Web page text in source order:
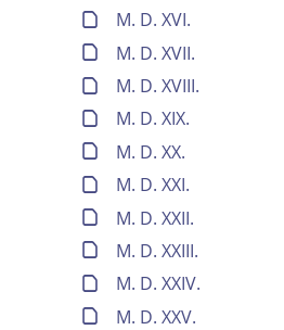
Volltext und Inhaltsverzeichnis
Suchbegriff
Ausgabe-Optionen
Rechtstrunkierung
M. D. XVI.
M. D. XVII.
M. D. XVIII.
M. D. XIX.
M. D. XX.
M. D. XXI.
M. D. XXII.
M. D. XXIII.
M. D. XXIV.
M. D. XXV.